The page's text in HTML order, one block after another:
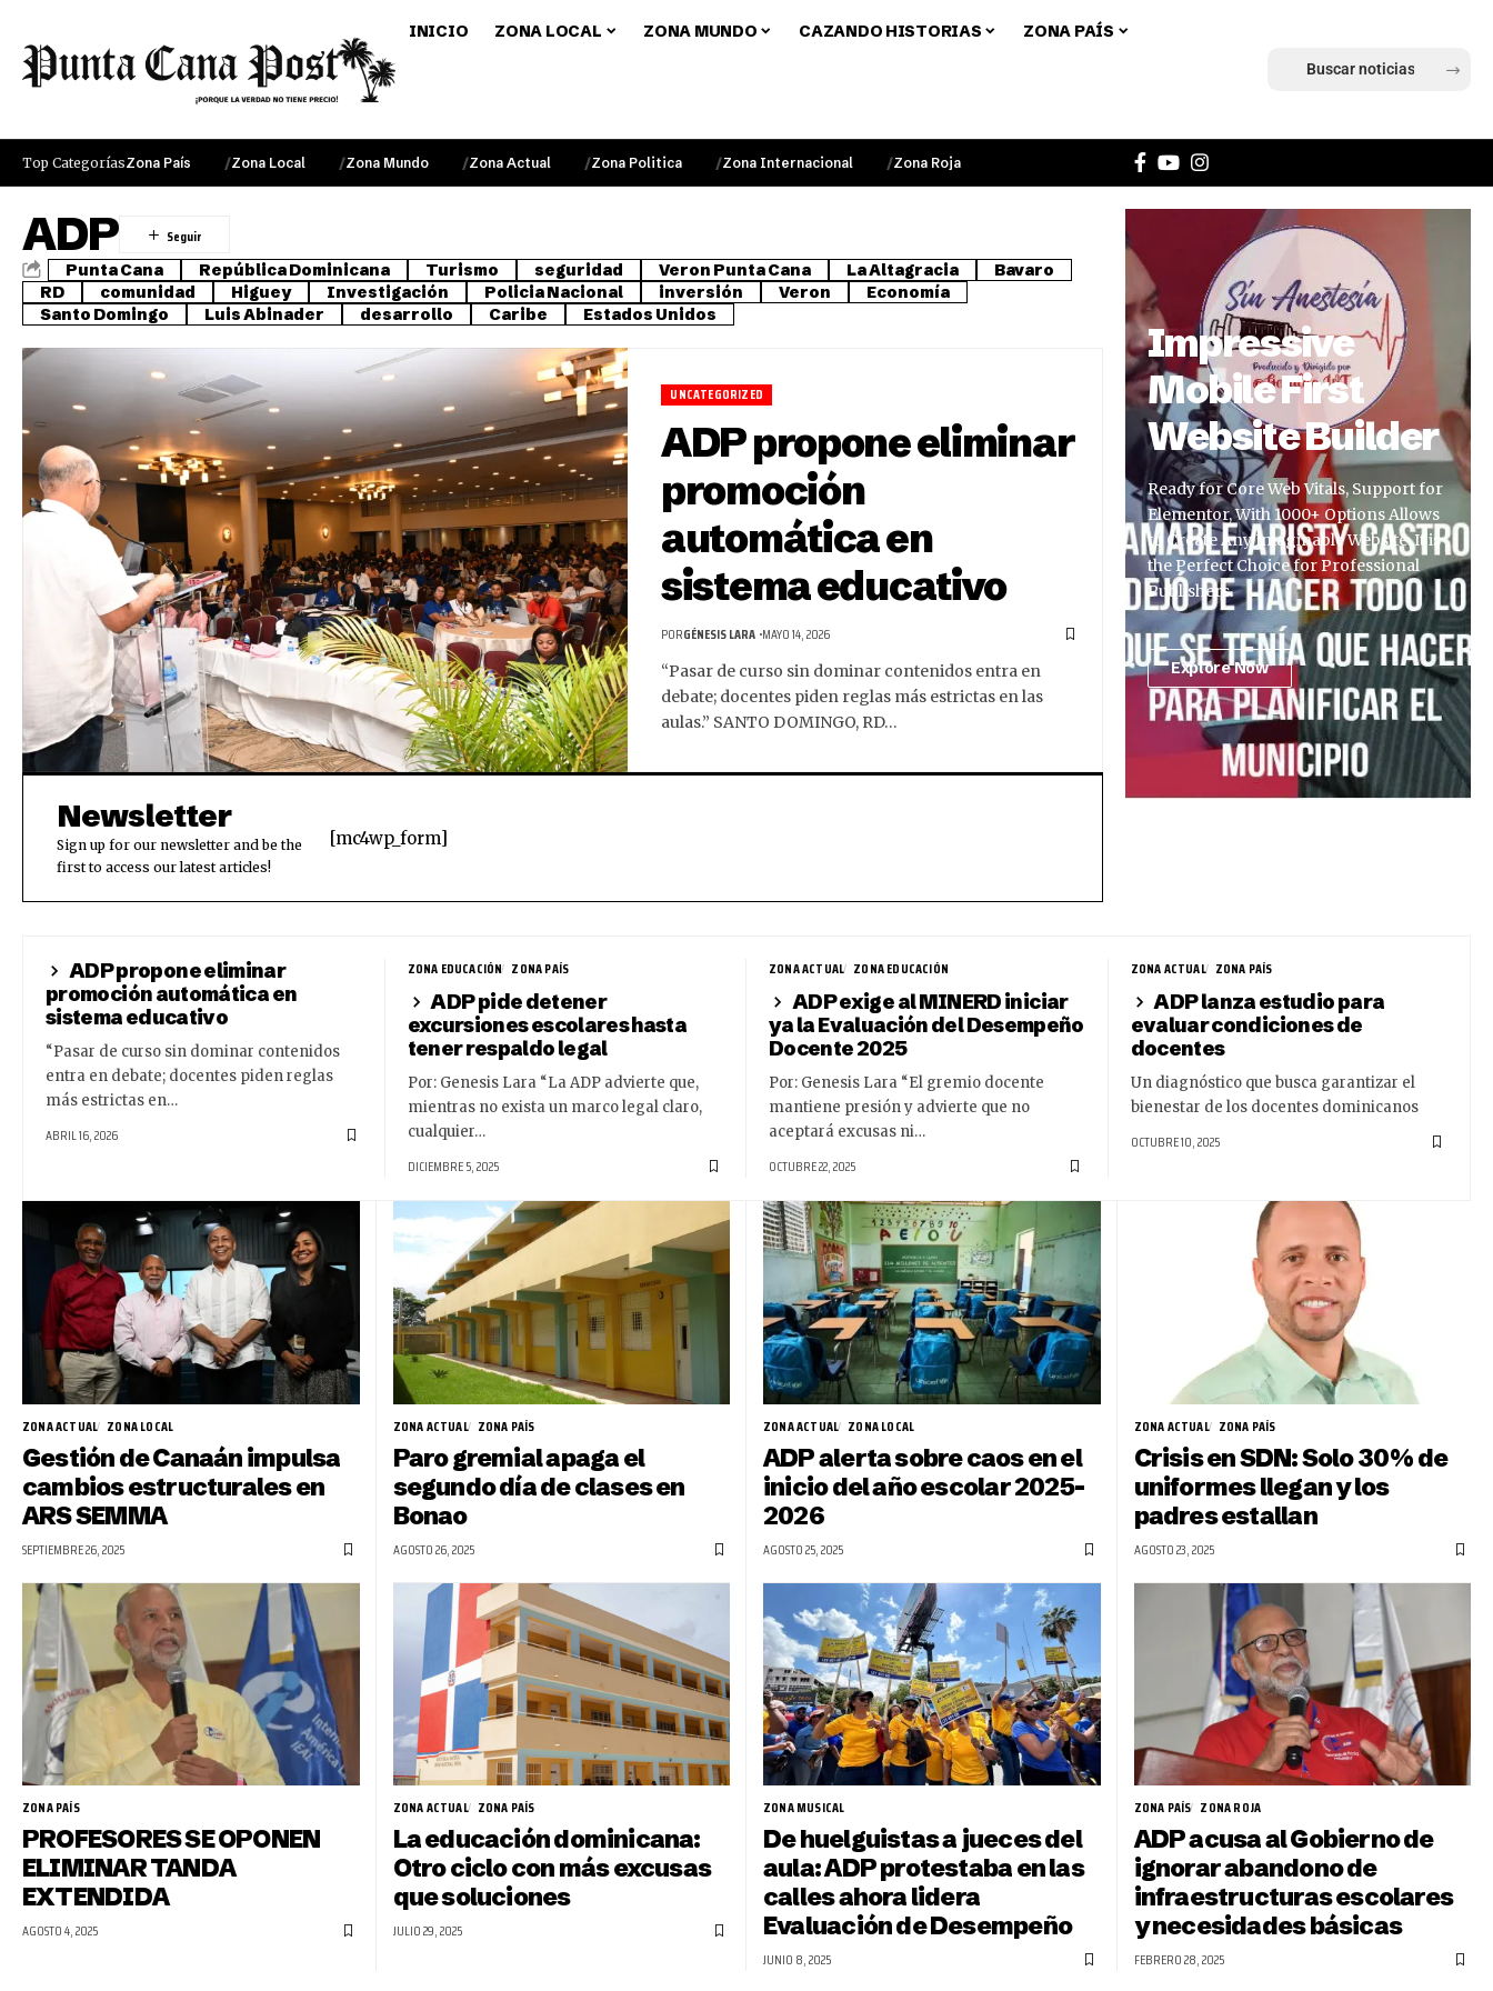
INICIO ZONA LOCAL ZONA MUNDO CAZANDO HISTORIAS ZONA PAÍS
Top CategoríasZona País Zona Local Zona Mundo Zona Actual Zona Politica Zona Internacional Zona Roja
ADP
Punta Cana República Dominicana Turismo seguridad Veron Punta Cana La Altagracia
Bavaro
RD
comunidad Higuey Investigación Policia Nacional inversión Veron
Economía
Santo Domingo
Luis Abinader desarrollo Caribe Estados Unidos
UNCATEGORIZED
ADP propone eliminar
promoción
automática en
sistema educativo
PORGÉNESIS LARA MAYO 14, 2026
“Pasar de curso sin dominar contenidos entra en
debate; docentes piden reglas más estrictas en las
aulas.” SANTO DOMINGO, RD…
Newsletter
Sign up for our newsletter and be the
first to access our latest articles!
[mc4wp_form]
Impressive
Mobile First
Website Builder
Ready for Core Web Vitals, Support for
Elementor, With 1000+ Options Allows
to Create Any Imaginable Website. It is
the Perfect Choice for Professional
Publishers.
Explore Now
ADP propone eliminar
promoción automática en
sistema educativo
“Pasar de curso sin dominar contenidos
entra en debate; docentes piden reglas
más estrictas en…
ABRIL 16, 2026
ZONA EDUCACIÓN ZONA PAÍS
ADP pide detener
excursiones escolares hasta
tener respaldo legal
Por: Genesis Lara “La ADP advierte que,
mientras no exista un marco legal claro,
cualquier…
DICIEMBRE 5, 2025
ZONA ACTUAL ZONA EDUCACIÓN
ADP exige al MINERD iniciar
ya la Evaluación del Desempeño
Docente 2025
Por: Genesis Lara “El gremio docente
mantiene presión y advierte que no
aceptará excusas ni…
OCTUBRE 22, 2025
ZONA ACTUAL ZONA PAÍS
ADP lanza estudio para
evaluar condiciones de
docentes
Un diagnóstico que busca garantizar el
bienestar de los docentes dominicanos
OCTUBRE 10, 2025
ZONA ACTUAL ZONA LOCAL
Gestión de Canaán impulsa
cambios estructurales en
ARS SEMMA
SEPTIEMBRE 26, 2025
ZONA ACTUAL ZONA PAÍS
Paro gremial apaga el
segundo día de clases en
Bonao
AGOSTO 26, 2025
ZONA ACTUAL ZONA LOCAL
ADP alerta sobre caos en el
inicio del año escolar 2025-
2026
AGOSTO 25, 2025
ZONA ACTUAL ZONA PAÍS
Crisis en SDN: Solo 30 % de
uniformes llegan y los
padres estallan
AGOSTO 23, 2025
ZONA PAÍS
PROFESORES SE OPONEN
ELIMINAR TANDA
EXTENDIDA
AGOSTO 4, 2025
ZONA ACTUAL ZONA PAÍS
La educación dominicana:
Otro ciclo con más excusas
que soluciones
JULIO 29, 2025
ZONA MUSICAL
De huelguistas a jueces del
aula: ADP protestaba en las
calles ahora lidera
Evaluación de Desempeño
JUNIO 8, 2025
ZONA PAÍS ZONA ROJA
ADP acusa al Gobierno de
ignorar abandono de
infraestructuras escolares
y necesidades básicas
FEBRERO 28, 2025